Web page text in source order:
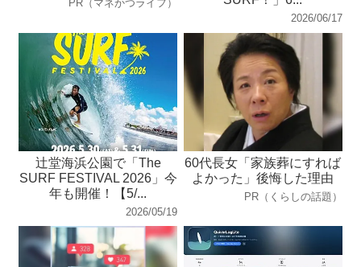
PR（マネかつライフ）
2026/06/17
辻堂海浜公園で「The
SURF FESTIVAL 2026」今
年も開催！【5/...
2026/05/19
60代長女「家族葬にすれば
よかった」後悔した理由
PR（くらしの話題）